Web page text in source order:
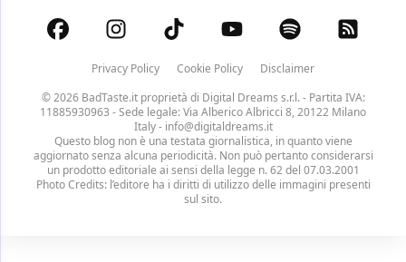
Privacy Policy Cookie Policy
Disclaimer
© 2026 BadTaste.it proprietà di Digital Dreams s.r.l.- Partita IVA:
11885930963 - Sede legale: Via Alberico Albricci 8, 20122 Milano
Italy - info@digitaldreams.it
Questo blog non è una testata giornalistica, in quanto viene
aggiornato senza alcuna periodicità. Non può pertanto considerarsi
un prodotto editoriale ai sensi della legge n. 62 del 07.03.2001
Photo Credits: l’editore ha i diritti di utilizzo delle immagini presenti
sul sito.